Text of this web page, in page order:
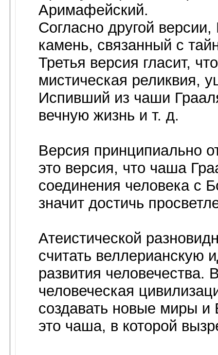
Аримафейский.
Согласно другой
камень, связанный с
Третья версия гласит,
мистическая реликвия,
Испивший из чаши
вечную жизнь и т. д.
Версия принципиально
это версия, что чаша
соединения человека с
значит достичь
Атеистической
считать веллерианскую
развития
человеческая
создавать новые миры и
это чаша, в которой